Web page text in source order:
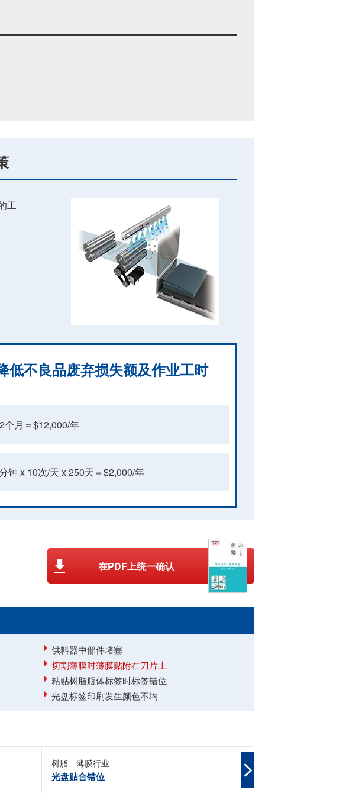
工
低不良品废弃损失额及作业工时
个月＝$12,000/年
钟 x 10次/天 x 250天＝$2,000/年
在PDF上统一确认
供料器中部件堵塞
切割薄膜时薄膜贴附在刀片上
粘贴树脂瓶体标签时标签错位
光盘标签印刷发生颜色不均
树脂、薄膜行业
光盘贴合错位